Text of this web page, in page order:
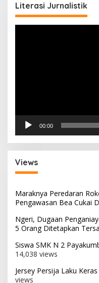
Literasi Jurnalistik
00:00
Views
Maraknya Peredaran
Pengawasan Bea Cukai
Ngeri, Dugaan
5 Orang Ditetapkan
Siswa SMK N 2
14,038 views
Jersey Persija Laku
views